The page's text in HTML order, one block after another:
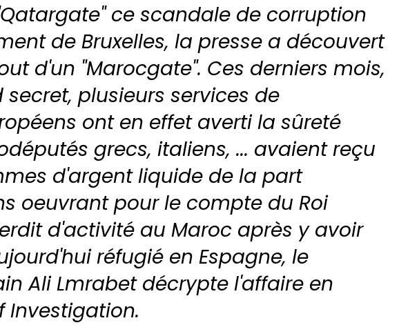
ce scandale de corruption
de Bruxelles, la presse a découvert
d'un "Marocgate". Ces derniers mois,
plusieurs services de
ont en effet averti la sûreté
grecs, italiens, ... avaient reçu
d'argent liquide de la part
oeuvrant pour le compte du Roi
d'activité au Maroc après y avoir
réfugié en Espagne, le
Ali Lmrabet décrypte l'affaire en
Investigation.